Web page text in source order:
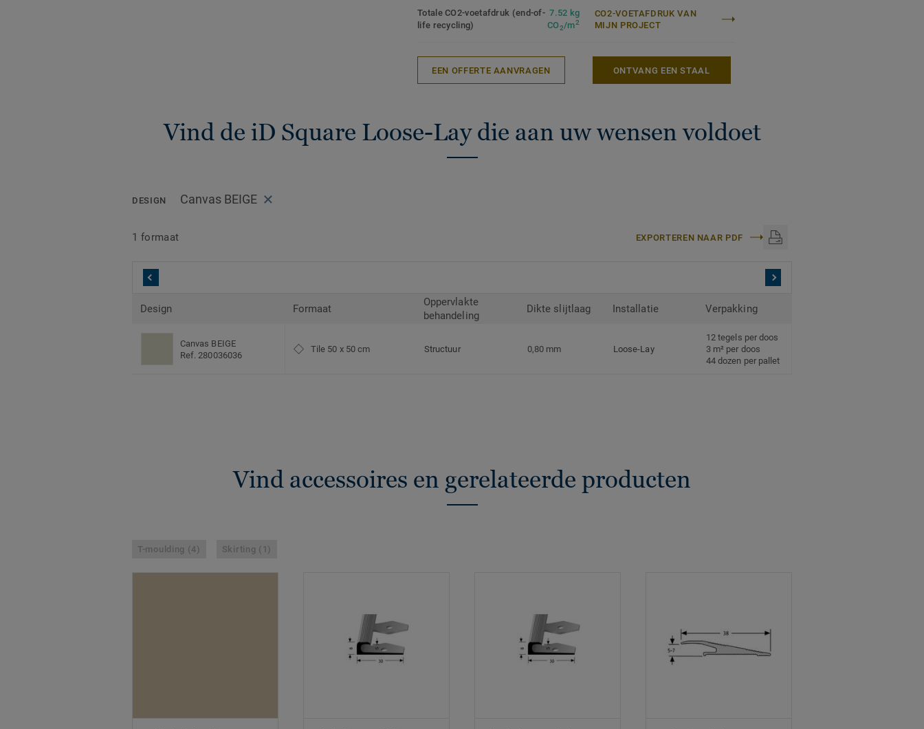
Totale CO2-voetafdruk (end-of-
life recycling)
7.52 kg
CO2/m2
CO2-VOETAFDRUK VAN
MIJN PROJECT
EEN OFFERTE AANVRAGEN ONTVANG EEN STAAL
Vind de iD Square Loose-Lay die aan uw wensen voldoet
DESIGN Canvas BEIGE
1 formaat EXPORTEREN NAAR PDF
Design Formaat
Oppervlakte
behandeling
Dikte slijtlaag Installatie Verpakking
Canvas BEIGE
Ref. 280036036
Tile 50 x 50 cm Structuur 0,80 mm Loose-Lay
12 tegels per doos
3 m² per doos
44 dozen per pallet
Vind accessoires en gerelateerde producten
T-moulding (4) Skirting (1)